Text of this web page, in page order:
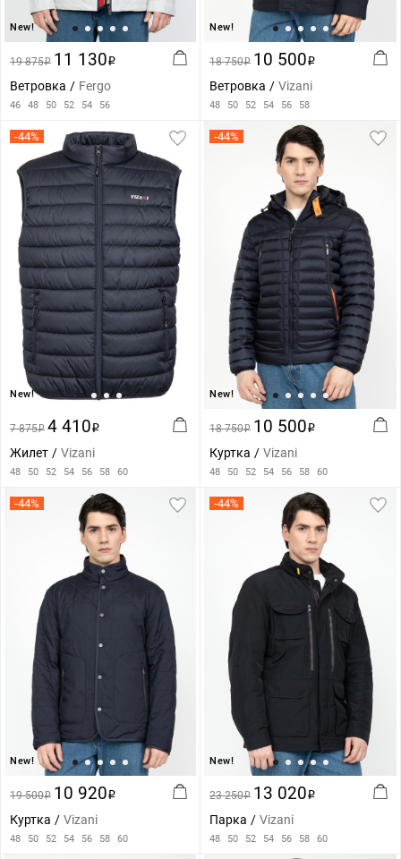
New!
19 875i 11 130i
Ветровка Fergo
46 48 50 52 54 56
New!
18 750i 10 500i
Ветровка Vizani
48 50 52 54 56 58
-44%
New!
7 875i 4 410i
Жилет Vizani
48 50 52 54 56 58 60
-44%
New!
18 750i 10 500i
Куртка Vizani
48 50 52 54 56 58 60
-44%
New!
19 500i 10 920i
Куртка Vizani
48 50 52 54 56 58 60
-44%
New!
23 250i 13 020i
Парка Vizani
48 50 52 54 56 58 60